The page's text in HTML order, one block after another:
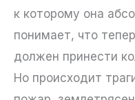
к которому она
понимает, что
должен принести
Но происходит